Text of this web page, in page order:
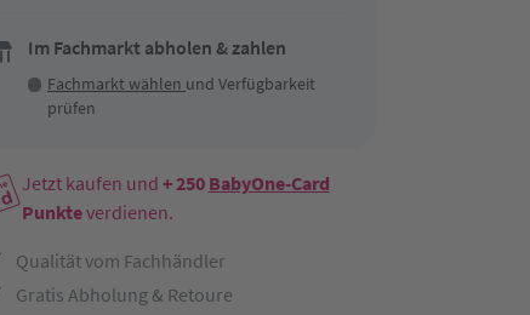
Im Fachmarkt abholen & zahlen
Fachmarkt wählen und Verfügbarkeit
prüfen
Jetzt kaufen und + 250 BabyOne-Card
Punkteverdienen.
Qualität vom Fachhändler
Gratis Abholung & Retoure